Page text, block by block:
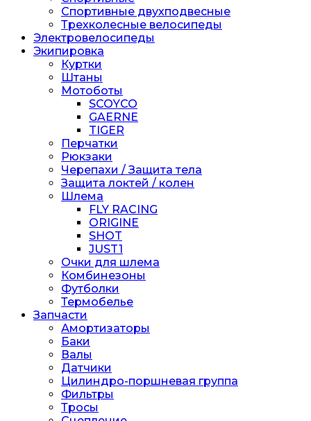
Спортивные двухподвесные
Трехколесные велосипеды
Электровелосипеды
Экипировка
Куртки
Штаны
Мотоботы
SCOYCO
GAERNE
TIGER
Перчатки
Рюкзаки
Черепахи / Защита тела
Защита локтей / колен
Шлема
FLY RACING
ORIGINE
SHOT
JUST1
Очки для шлема
Комбинезоны
Футболки
Термобелье
Запчасти
Амортизаторы
Баки
Валы
Датчики
Цилиндро-поршневая группа
Фильтры
Тросы